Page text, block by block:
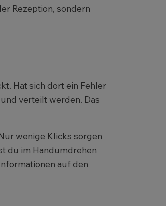
Rezeption, sondern
Hat sich dort ein Fehler
verteilt werden. Das
wenige Klicks sorgen
du im Handumdrehen
auf den